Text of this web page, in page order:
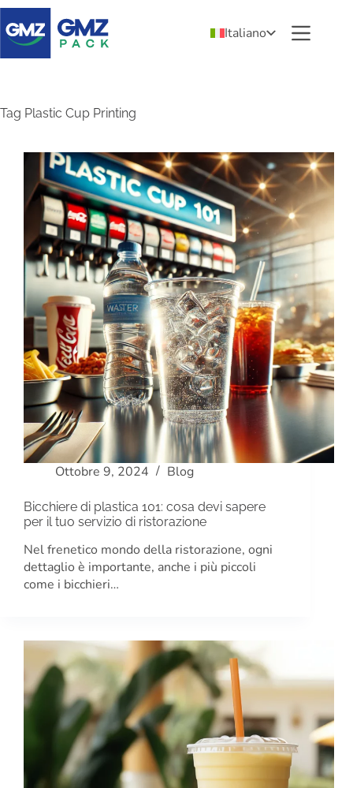
Italiano
Tag Plastic Cup Printing
Ottobre 9, 2024 Blog
Bicchiere di plastica 101: cosa devi sapere
per il tuo servizio di ristorazione
Nel frenetico mondo della ristorazione, ogni
dettaglio è importante, anche i più piccoli
come i bicchieri…